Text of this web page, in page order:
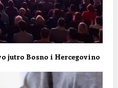
jutro Bosno i Hercegovino